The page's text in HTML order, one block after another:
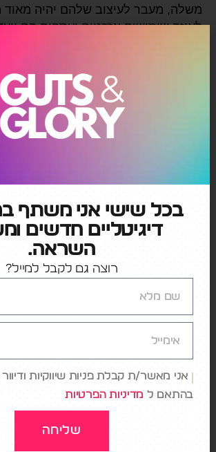
משלה, מעבר לעיצוב שלהם יהיה מאוד
לאיזה שימושים צרכניים ועסקים הם
כתיבת תגובה
האימייל לא יוצג באתר. שדות החובה
התגובה שלך*
בכל שישי אני משתף
דיגיטליים חדשים
השראה.
רוצה גם לקבל למייל?
אני מאשר/ת קבלת פניות שיווקיות
בהתאם ל מדיניות הפרטיות
שליחה